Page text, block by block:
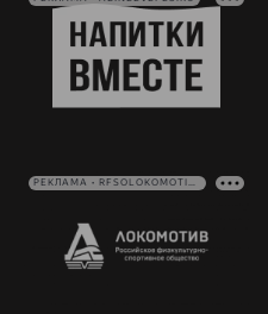
РЕКЛАМА • RFSOLOKOMOTIV.RU